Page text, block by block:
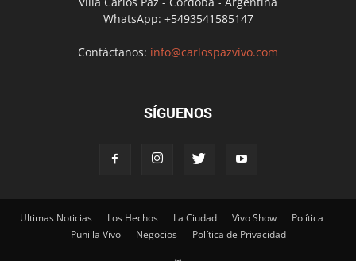
WhatsApp: +5493541585147
Contáctanos: info@carlospazvivo.com
SÍGUENOS
Ultimas Noticias Los Hechos La Ciudad Vivo Show
Política
Punilla Vivo
Negocios Política de Privacidad